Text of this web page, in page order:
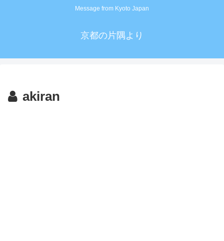
Message from Kyoto Japan
京都の片隅より
akiran